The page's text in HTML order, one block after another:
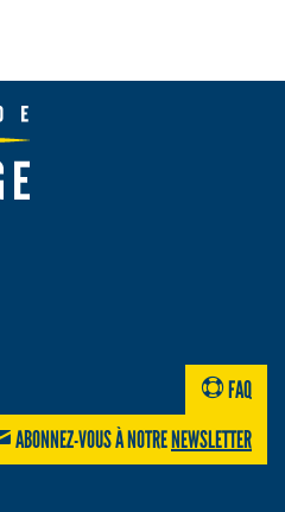
FAQ
ABONNEZ-VOUS À NOTRENEWSLETTER